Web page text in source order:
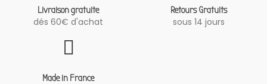
Livraison gratuite
dés 60€ d'achat
Retours Gratuits
sous 14 jours
Made in France